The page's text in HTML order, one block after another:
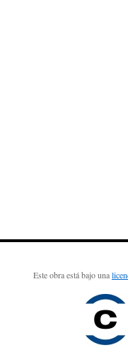
Este obra está bajo una